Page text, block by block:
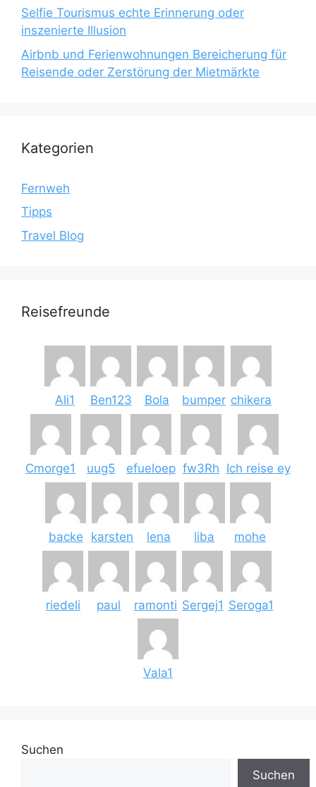
Selfie Tourismus echte Erinnerung oder
inszenierte Illusion
Airbnb und Ferienwohnungen Bereicherung für
Reisende oder Zerstörung der Mietmärkte
Kategorien
Fernweh
Tipps
Travel Blog
Reisefreunde
Ali1 Ben123 Bola bumper chikera
Cmorge1 uug5 efueloep fw3Rh Ich reise ey
backe karsten lena liba mohe
riedeli paul ramonti Sergej1 Seroga1
Vala1
Suchen
Suchen